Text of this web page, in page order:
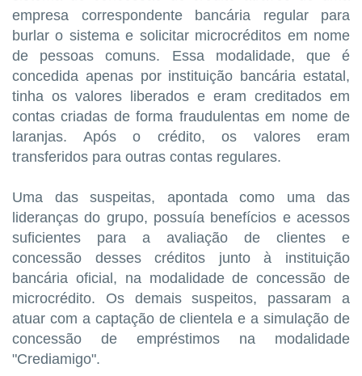
empresa correspondente bancária regular para
burlar o sistema e solicitar microcréditos em nome
de pessoas comuns. Essa modalidade, que é
concedida apenas por instituição bancária estatal,
tinha os valores liberados e eram creditados em
contas criadas de forma fraudulentas em nome de
laranjas. Após o crédito, os valores eram
transferidos para outras contas regulares.
Uma das suspeitas, apontada como uma das
lideranças do grupo, possuía benefícios e acessos
suficientes para a avaliação de clientes e
concessão desses créditos junto à instituição
bancária oficial, na modalidade de concessão de
microcrédito. Os demais suspeitos, passaram a
atuar com a captação de clientela e a simulação de
concessão de empréstimos na modalidade
"Crediamigo".